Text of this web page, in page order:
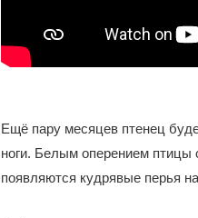
Ещё пару месяцев птенец
ноги. Белым оперением птицы
появляются кудрявые перья